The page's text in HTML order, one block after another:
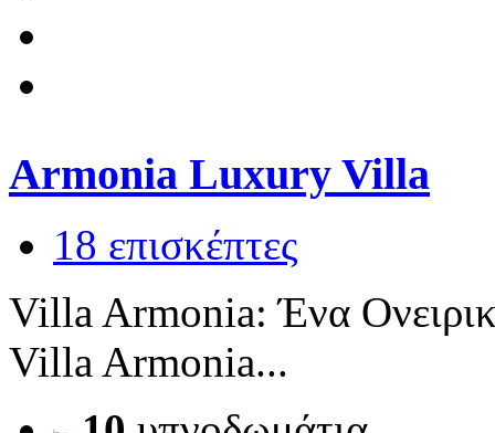
Armonia Luxury Villa
18 επισκέπτες
Villa Armonia: Ένα
Villa Armonia...